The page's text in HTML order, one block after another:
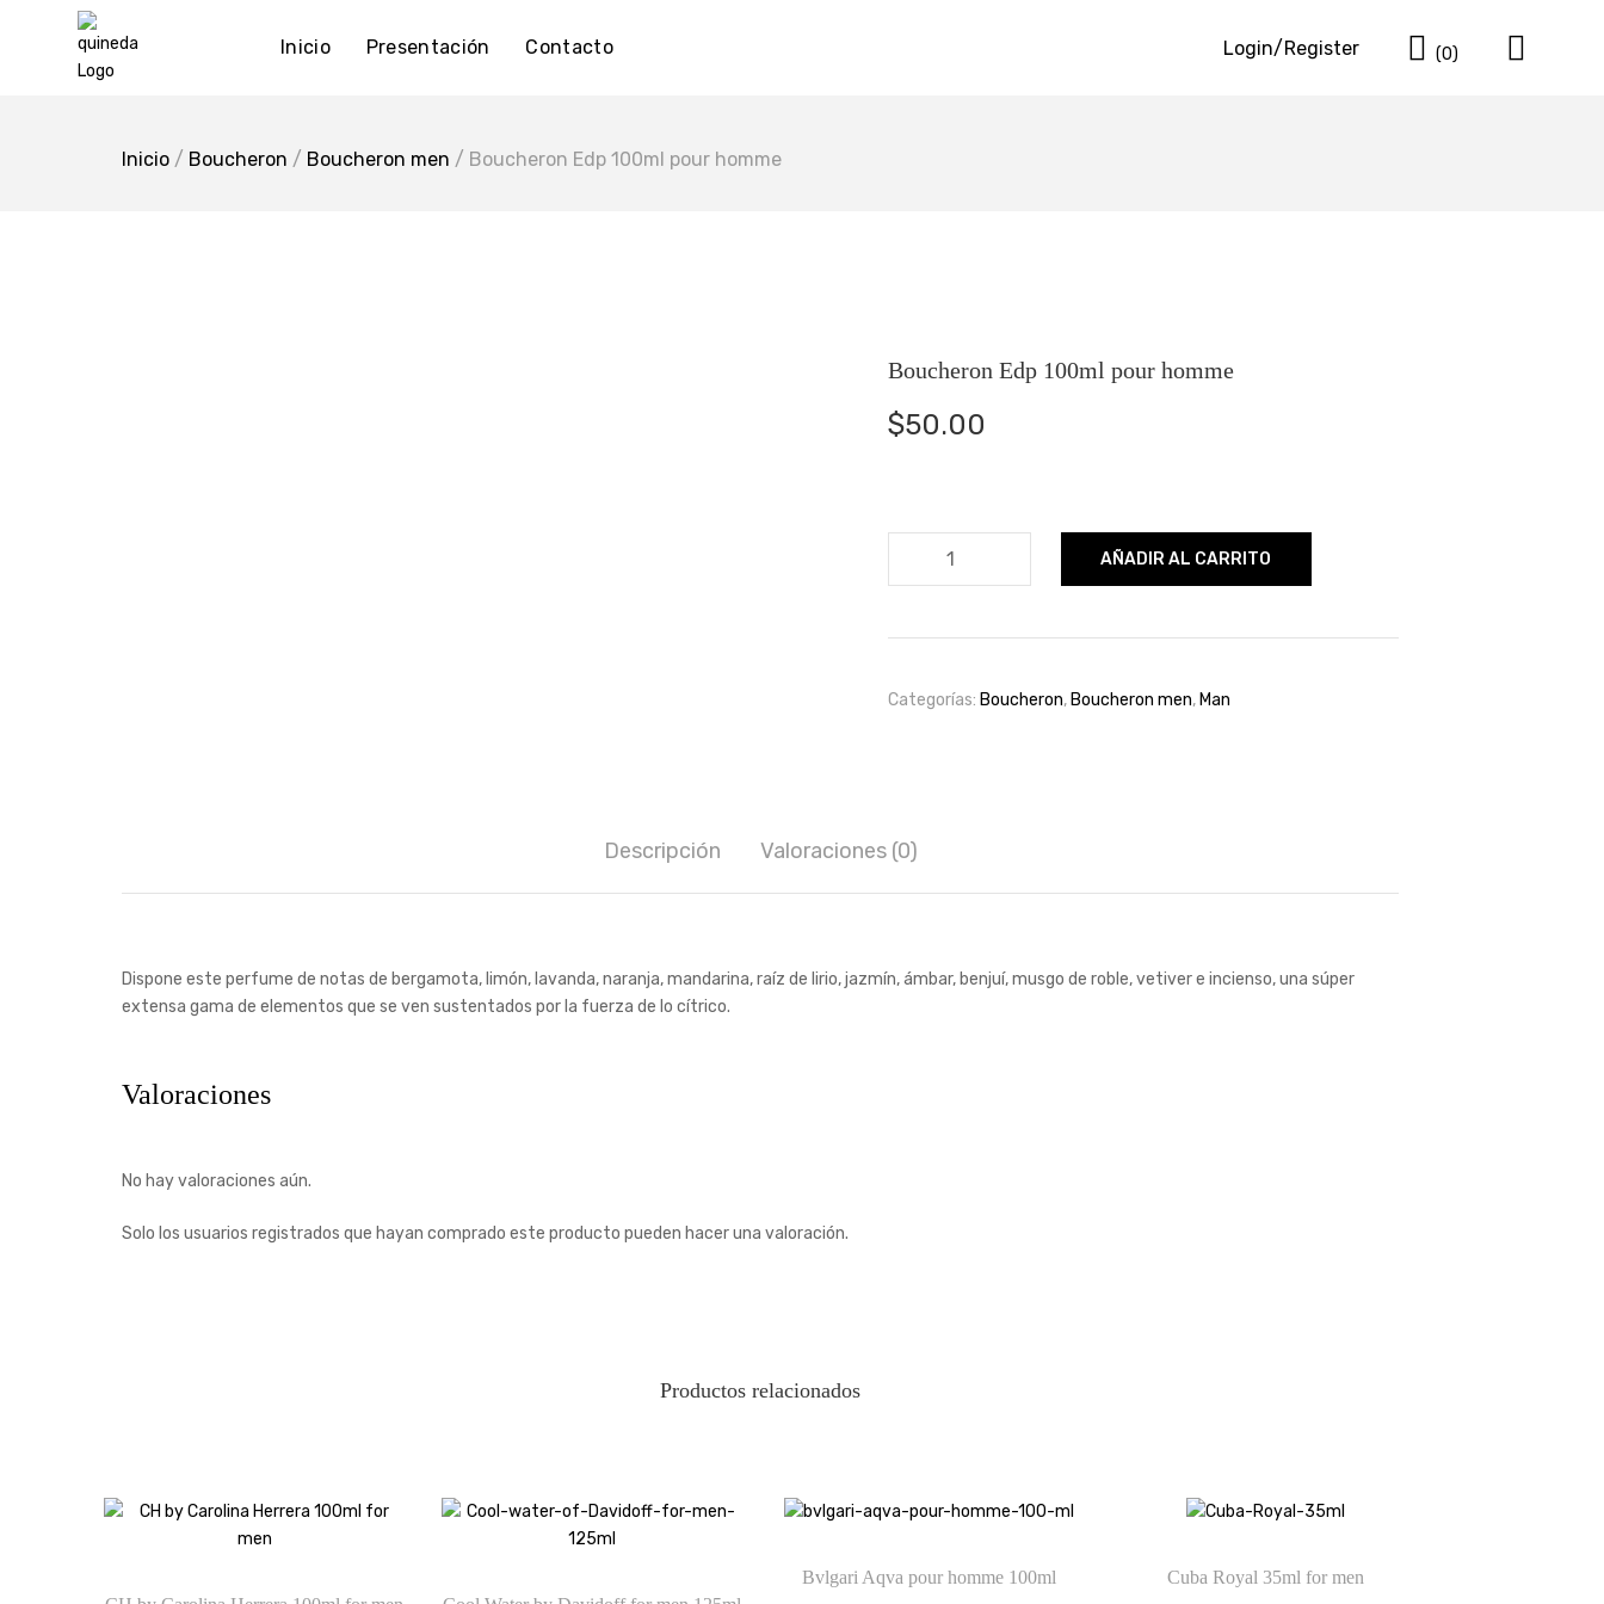
Inicio Presentación Contacto Login/Register Cart
(0)
Inicio / Boucheron / Boucheron men / Boucheron Edp 100ml pour homme
Boucheron Edp 100ml pour homme
$50.00
AÑADIR AL CARRITO
Categorías: Boucheron, Boucheron men, Man
Descripción Valoraciones (0)
Dispone este perfume de notas de bergamota, limón, lavanda, naranja, mandarina, raíz de lirio, jazmín, ámbar, benjuí, musgo de roble, vetiver e incienso, una súper
extensa gama de elementos que se ven sustentados por la fuerza de lo cítrico.
Valoraciones
No hay valoraciones aún.
Solo los usuarios registrados que hayan comprado este producto pueden hacer una valoración.
Productos relacionados
Bvlgari Aqva pour homme 100ml Cuba Royal 35ml for men